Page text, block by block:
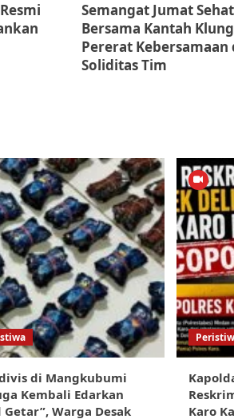
Semangat Jumat
Bersama Kantah
Pererat Kebersamaan
Soliditas Tim
di Mangkubumi
Kembali Edarkan
Getar”, Warga Desak
Karo